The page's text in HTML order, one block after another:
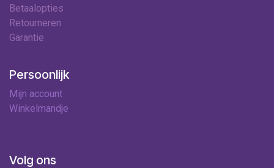
Betaalopties
Retourneren
Garantie
Persoonlijk
Mijn account
Winkelmandje
Volg ons